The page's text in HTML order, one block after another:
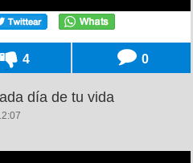
4 0
día de tu vida